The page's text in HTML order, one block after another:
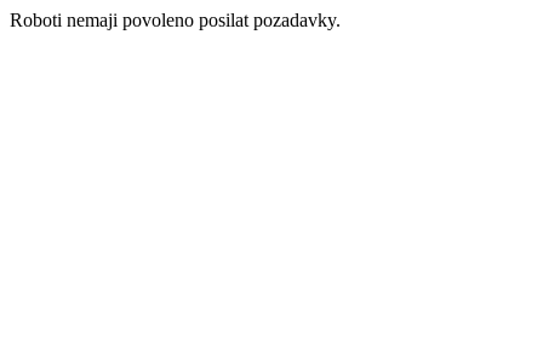
Roboti nemaji povoleno posilat pozadavky.